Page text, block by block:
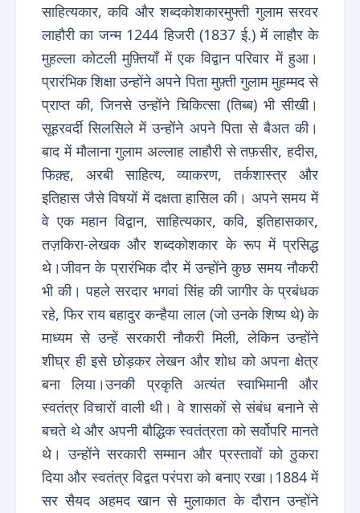
साहित्यकार, कवि और शब्दकोशकारमुफ्ती गुलाम सरवर
लाहौरी का जन्म 1244 हिजरी (1837 ई.) में लाहौर के
मुहल्ला कोटली मुफ़्तियाँ में एक विद्वान परिवार में हुआ।
प्रारंभिक शिक्षा उन्होंने अपने पिता मुफ़्ती गुलाम मुहम्मद से
प्राप्त की, जिनसे उन्होंने चिकित्सा (तिब्ब) भी सीखी।
सूहरवर्दी सिलसिले में उन्होंने अपने पिता से बैअत की।
बाद में मौलाना गुलाम अल्लाह लाहौरी से तफ़सीर, हदीस,
फिक़्ह, अरबी साहित्य, व्याकरण, तर्कशास्त्र और
इतिहास जैसे विषयों में दक्षता हासिल की। अपने समय में
वे एक महान विद्वान, साहित्यकार, कवि, इतिहासकार,
तज़किरा-लेखक और शब्दकोशकार के रूप में प्रसिद्ध
थे।जीवन के प्रारंभिक दौर में उन्होंने कुछ समय नौकरी
भी की। पहले सरदार भगवां सिंह की जागीर के प्रबंधक
रहे, फिर राय बहादुर कन्हैया लाल (जो उनके शिष्य थे) के
माध्यम से उन्हें सरकारी नौकरी मिली, लेकिन उन्होंने
शीघ्र ही इसे छोड़कर लेखन और शोध को अपना क्षेत्र
बना लिया।उनकी प्रकृति अत्यंत स्वाभिमानी और
स्वतंत्र विचारों वाली थी। वे शासकों से संबंध बनाने से
बचते थे और अपनी बौद्धिक स्वतंत्रता को सर्वोपरि मानते
थे। उन्होंने सरकारी सम्मान और प्रस्तावों को ठुकरा
दिया और स्वतंत्र विद्वत परंपरा को बनाए रखा।1884 में
सर सैयद अहमद खान से मुलाकात के दौरान उन्होंने